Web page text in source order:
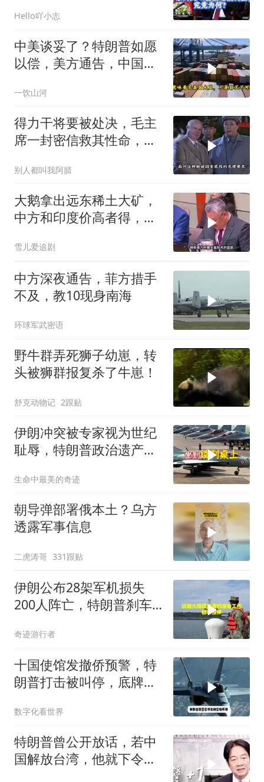
Hello吖小志
中美谈妥了？特朗普如愿
以偿，美方通告，中国增
一饮山河
得力干将要被处决，毛主
席一封密信救其性命，重
别人都叫我阿腈
大鹅拿出远东稀土大矿，
中方和印度价高者得，背
雪儿爱追剧
中方深夜通告，菲方措手
不及，教10现身南海
环球军武密语
野牛群弄死狮子幼崽，转
头被狮群报复杀了牛崽！
舒克动物记 2跟贴
伊朗冲突被专家视为世纪
耻辱，特朗普政治遗产遭
生命中最美的奇迹
朝导弹部署俄本土？乌方
透露军事信息
二虎涛哥 331跟贴
伊朗公布28架军机损失
200人阵亡，特朗普刹车
奇迹游行者
十国使馆发撤侨预警，特
朗普打击被叫停，底牌将
数字化看世界
特朗普曾公开放话，若中
国解放台湾，他就下令轰